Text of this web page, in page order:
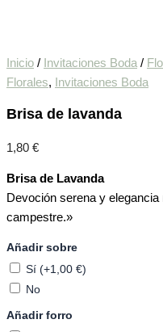
Inicio / Invitaciones Boda /
Florales, Invitaciones Boda
Brisa de lavanda
1,80 €
Brisa de Lavanda
Devoción serena y
campestre.»
Añadir sobre
Sí (+1,00 €)
No
Añadir forro